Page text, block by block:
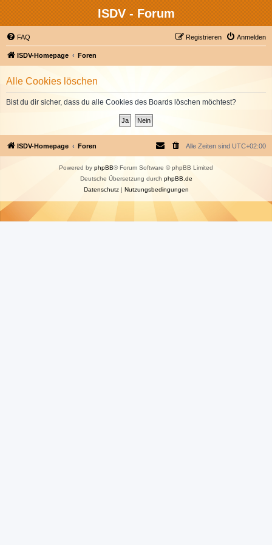
ISDV - Forum
FAQ Anmelden
Registrieren
ISDV-Homepage Foren
Alle Cookies löschen
Bist du dir sicher, dass du alle Cookies des Boards löschen möchtest?
ISDV-Homepage Foren Alle Zeiten sind UTC+02:00
Powered by phpBB® Forum Software © phpBB Limited
Deutsche Übersetzung durch phpBB.de
Datenschutz| Nutzungsbedingungen